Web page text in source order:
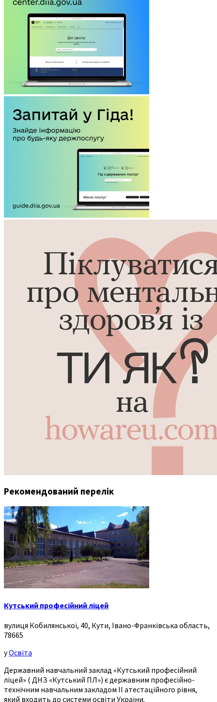
Рекомендований перелік
Кутський професійний ліцей
вулиця Кобилянської, 40, Кути, Івано-Франківська область,
78665
уОсвіта
Державний навчальний заклад «Кутський професійний
ліцей» ( ДНЗ «Кутський ПЛ») є державним професійно-
технічним навчальним закладом ІІ атестаційного рівня,
який входить до системи освіти України.